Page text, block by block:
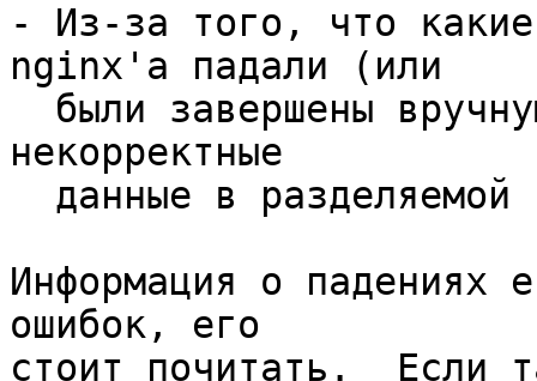
- Из-за того, что
nginx'а падали (или
некорректные
Информация о
ошибок, его
стоит почитать.  Если